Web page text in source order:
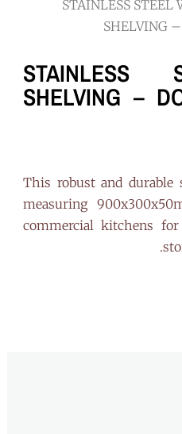
/ STAINLESS STEEL
SHELVING
STAINLESS
SHELVING –
This robust and durable
measuring
commercial kitchens